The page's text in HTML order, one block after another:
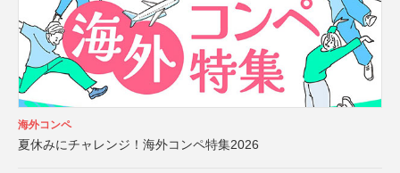
海外コンペ
夏休みにチャレンジ！海外コンペ特集2026